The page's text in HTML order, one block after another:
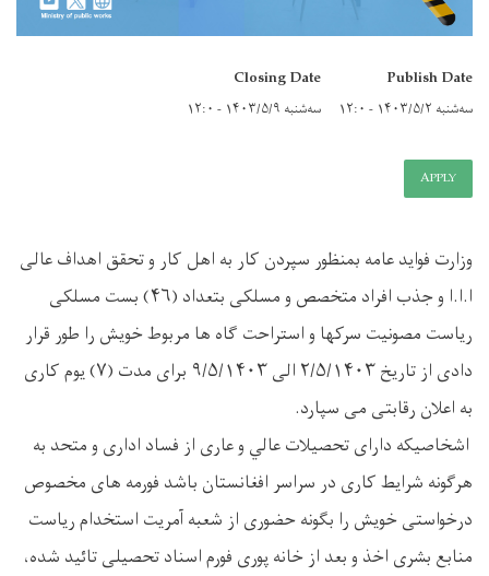
Publish Date
سه‌شنبه ۱۴۰۳/۵/۲ - ۱۲:۰
Closing Date
سه‌شنبه ۱۴۰۳/۵/۹ - ۱۲:۰
APPLY
وزارت فواید عامه بمنظور سپردن کار به اهل کار و تحقق اهداف عالی
ا.ا.ا و جذب افراد متخصص و مسلکی بتعداد (۴۶) بست مسلکی
ریاست مصونیت سرکها و استراحت گاه ها مربوط خویش را طور قرار
دادی از تاریخ ۲/۵/۱۴۰۳ الی ۹/۵/۱۴۰۳ برای مدت (۷) یوم کاری
به اعلان رقابتی می سپارد.
اشخاصیکه دارای تحصیلات عالي و عاری از فساد اداری و متحد به
هرگونه شرایط کاری در سراسر افغانستان باشد فورمه های مخصوص
درخواستی خویش را بگونه حضوری از شعبه آمریت استخدام ریاست
منابع بشری اخذ و بعد از خانه پوری فورم اسناد تحصیلی تائید شده،